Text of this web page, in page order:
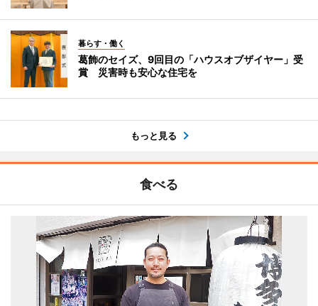
暮らす・働く
葛飾のセイズ、9回目の「ハウスオブザイヤー」受
賞 災害時も安心な住宅を
もっと見る
食べる